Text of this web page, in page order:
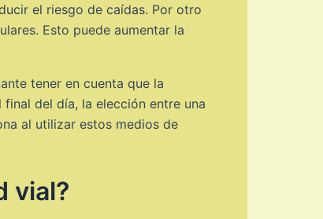
el riesgo de caídas. Por otro
Esto puede aumentar la
tener en cuenta que la
del día, la elección entre una
al utilizar estos medios de
vial?